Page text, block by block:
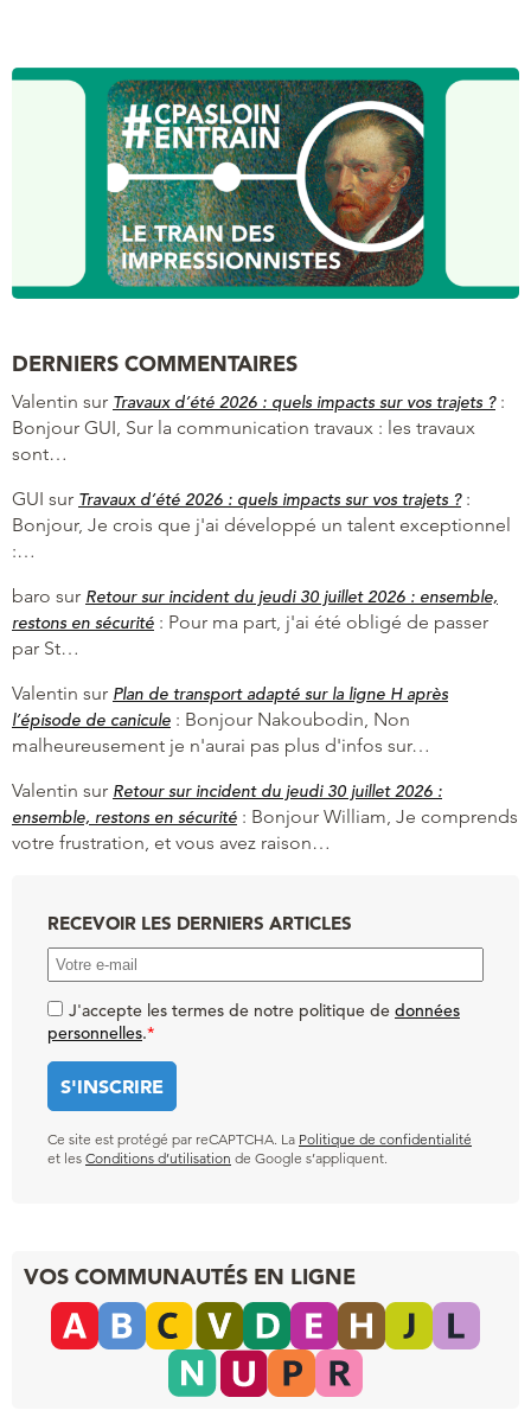
DERNIERS COMMENTAIRES
Valentin sur Travaux d’été 2026 : quels impacts sur vos trajets ?:
Bonjour GUI, Sur la communication travaux : les travaux
sont…
GUI sur Travaux d’été 2026 : quels impacts sur vos trajets ?:
Bonjour, Je crois que j'ai développé un talent exceptionnel
:…
baro sur Retour sur incident du jeudi 30 juillet 2026 : ensemble,
restons en sécurité : Pour ma part, j'ai été obligé de passer
par St…
Valentin sur Plan de transport adapté sur la ligne H après
l’épisode de canicule : Bonjour Nakoubodin, Non
malheureusement je n'aurai pas plus d'infos sur…
Valentin sur Retour sur incident du jeudi 30 juillet 2026 :
ensemble, restons en sécurité : Bonjour William, Je comprends
votre frustration, et vous avez raison…
RECEVOIR LES DERNIERS ARTICLES
J'accepte les termes de notre politique de données
personnelles.*
Ce site est protégé par reCAPTCHA. La Politique de confidentialité
et les Conditions d’utilisation de Google s’appliquent.
VOS COMMUNAUTÉS EN LIGNE